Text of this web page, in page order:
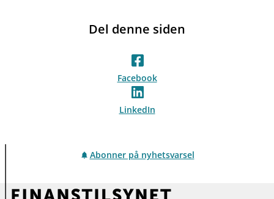
Del denne siden
Facebook
LinkedIn
Abonner på nyhetsvarsel